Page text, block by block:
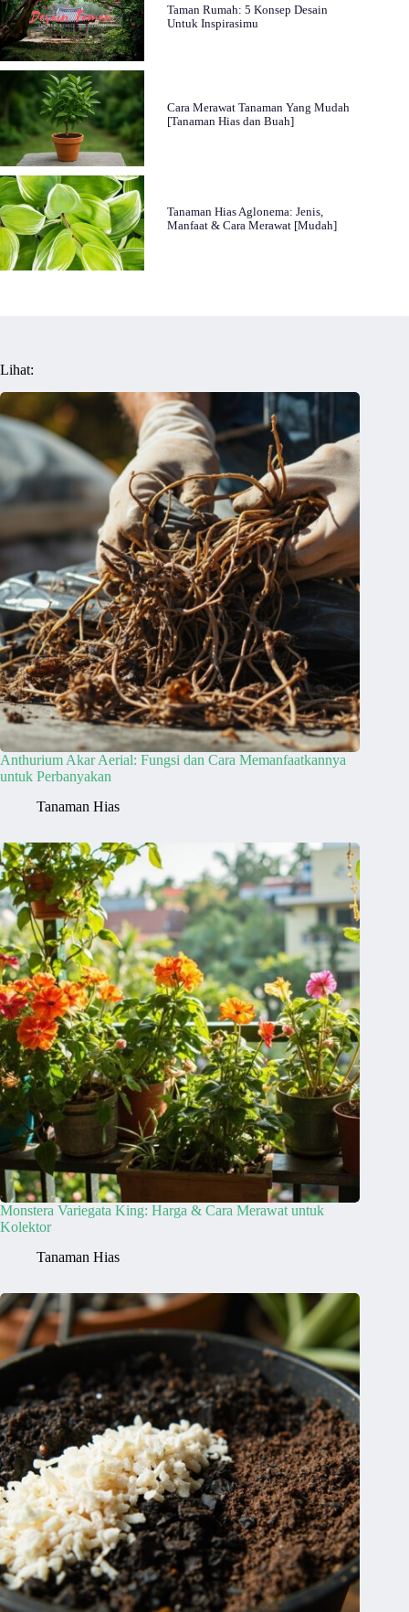
Taman Rumah: 5 Konsep Desain
Untuk Inspirasimu
Cara Merawat Tanaman Yang Mudah
[Tanaman Hias dan Buah]
Tanaman Hias Aglonema: Jenis,
Manfaat & Cara Merawat [Mudah]
Lihat:
Anthurium Akar Aerial: Fungsi dan Cara Memanfaatkannya
untuk Perbanyakan
Tanaman Hias
Monstera Variegata King: Harga & Cara Merawat untuk
Kolektor
Tanaman Hias